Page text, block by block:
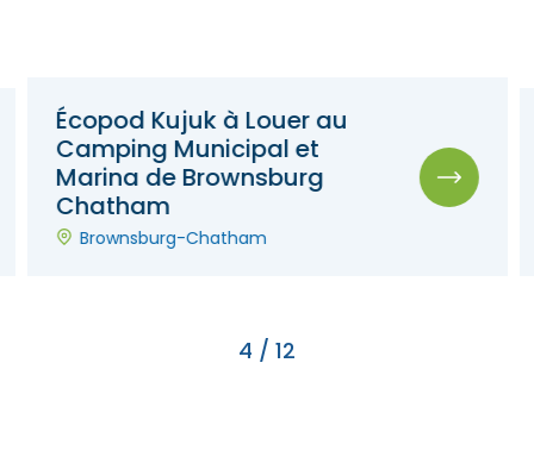
Écopod Kujuk à Louer au
Camping Municipal et
Marina de Brownsburg
Chatham
Brownsburg-Chatham
4 / 12